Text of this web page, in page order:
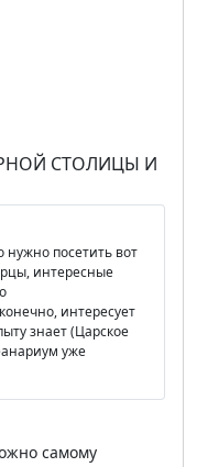
СТОЛИЦЫ И
нужно посетить вот
интересные
интересует
знает (Царское
уже
самому